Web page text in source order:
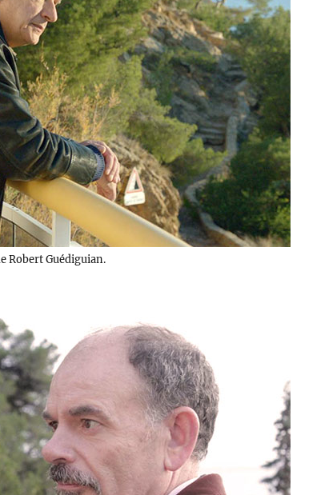
Robert Guédiguian.